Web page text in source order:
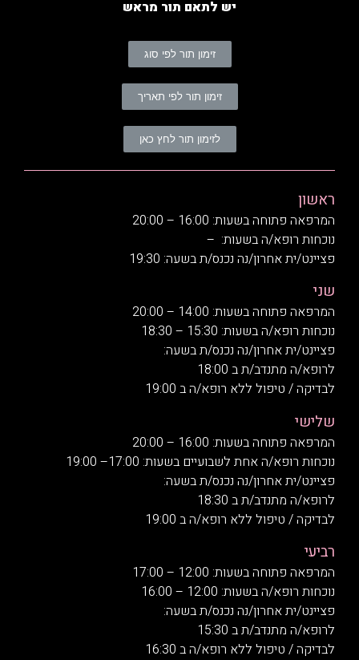
יש לתאם תור מראש
זימון תור לפי סוג
זימון תור לפי תאריך
לזימון תור לחץ כאן
ראשון
המרפאה פתוחה בשעות: 16:00 – 20:00
נוכחות רופא/ה בשעות: –
פציינט/ית אחרון/נה נכנס/ת בשעה: 19:30
שני
המרפאה פתוחה בשעות: 14:00 – 20:00
נוכחות רופא/ה בשעות: 15:30 – 18:30
פציינט/ית אחרון/נה נכנס/ת בשעה:
לרופא/ה מתנדב/ת ב 18:00
לבדיקה / טיפול ללא רופא/ה ב 19:00
שלישי
המרפאה פתוחה בשעות: 16:00 – 20:00
נוכחות רופא/ה אחת לשבועיים בשעות: 17:00– 19:00
פציינט/ית אחרון/נה נכנס/ת בשעה:
לרופא/ה מתנדב/ת ב 18:30
לבדיקה / טיפול ללא רופא/ה ב 19:00
רביעי
המרפאה פתוחה בשעות: 12:00 – 17:00
נוכחות רופא/ה בשעות: 12:00 – 16:00
פציינט/ית אחרון/נה נכנס/ת בשעה:
לרופא/ה מתנדב/ת ב 15:30
לבדיקה / טיפול ללא רופא/ה ב 16:30